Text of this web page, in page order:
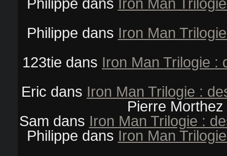
Philippe dans Iron Man
123tie dans Iron Man Trilogie :
Eric dans Iron Man Trilogie :
Pierre Morthez
Sam dans Iron Man Trilogie :
Philippe dans Iron Man